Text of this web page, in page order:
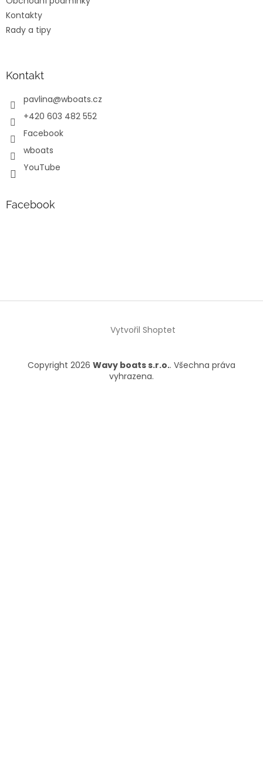
Kontakty
Rady a tipy
Kontakt
pavlina@wboats.cz
+420 603 482 552
Facebook
wboats
YouTube
Facebook
Vytvořil Shoptet
Copyright 2026 Wavy boats s.r.o.. Všechna práva
vyhrazena.